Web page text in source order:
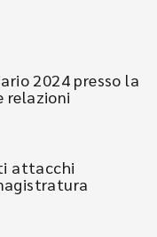
2024 presso la
relazioni
attacchi